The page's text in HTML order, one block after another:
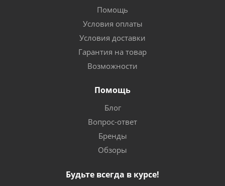
Помощь
Условия оплаты
Условия доставки
Гарантия на товар
Возможности
Помощь
Блог
Вопрос-ответ
Бренды
Обзоры
Будьте всегда в курсе!